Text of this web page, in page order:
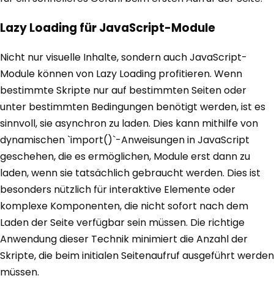
Lazy Loading für JavaScript-Module
Nicht nur visuelle Inhalte, sondern auch JavaScript-
Module können von Lazy Loading profitieren. Wenn
bestimmte Skripte nur auf bestimmten Seiten oder
unter bestimmten Bedingungen benötigt werden, ist es
sinnvoll, sie asynchron zu laden. Dies kann mithilfe von
dynamischen `import()`-Anweisungen in JavaScript
geschehen, die es ermöglichen, Module erst dann zu
laden, wenn sie tatsächlich gebraucht werden. Dies ist
besonders nützlich für interaktive Elemente oder
komplexe Komponenten, die nicht sofort nach dem
Laden der Seite verfügbar sein müssen. Die richtige
Anwendung dieser Technik minimiert die Anzahl der
Skripte, die beim initialen Seitenaufruf ausgeführt werden
müssen.